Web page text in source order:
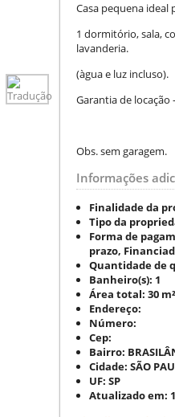
Casa pequena ideal
1 dormitório, sala,
lavanderia.
(àgua e luz incluso).
Garantia de locação
Obs. sem garagem.
Informações
Finalidade da
Tipo da
Forma de
prazo,
Quantidade de
Banheiro(s): 1
Área total: 30 m²
Endereço:
Número:
Cep:
Bairro:
Cidade: SÃO
UF: SP
Atualizado em: